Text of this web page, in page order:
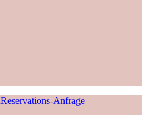
Reservations-Anfrage